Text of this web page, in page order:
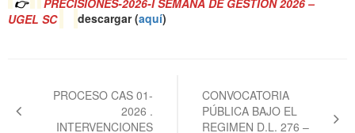
UGEL SC
descargar (aquí)
entradas
PROCESO CAS 01-
2026 .
INTERVENCIONES
CONVOCATORIA
PÚBLICA BAJO EL
REGIMEN D.L. 276 –